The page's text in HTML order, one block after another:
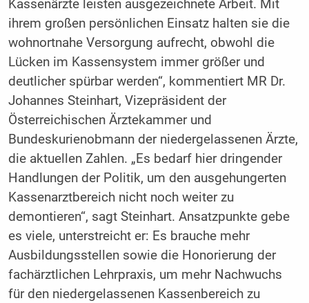
Kassenärzte leisten ausgezeichnete Arbeit. Mit
ihrem großen persönlichen Einsatz halten sie die
wohnortnahe Versorgung aufrecht, obwohl die
Lücken im Kassensystem immer größer und
deutlicher spürbar werden“, kommentiert MR Dr.
Johannes Steinhart, Vizepräsident der
Österreichischen Ärztekammer und
Bundeskurienobmann der niedergelassenen Ärzte,
die aktuellen Zahlen. „Es bedarf hier dringender
Handlungen der Politik, um den ausgehungerten
Kassenarztbereich nicht noch weiter zu
demontieren“, sagt Steinhart. Ansatzpunkte gebe
es viele, unterstreicht er: Es brauche mehr
Ausbildungsstellen sowie die Honorierung der
fachärztlichen Lehrpraxis, um mehr Nachwuchs
für den niedergelassenen Kassenbereich zu